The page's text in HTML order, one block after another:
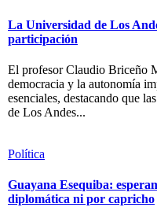
La Universidad de Los
participación
El profesor Claudio Briceño
democracia y la autonomía
esenciales, destacando que
de Los Andes...
Política
Guayana Esequiba:
diplomática ni por capricho